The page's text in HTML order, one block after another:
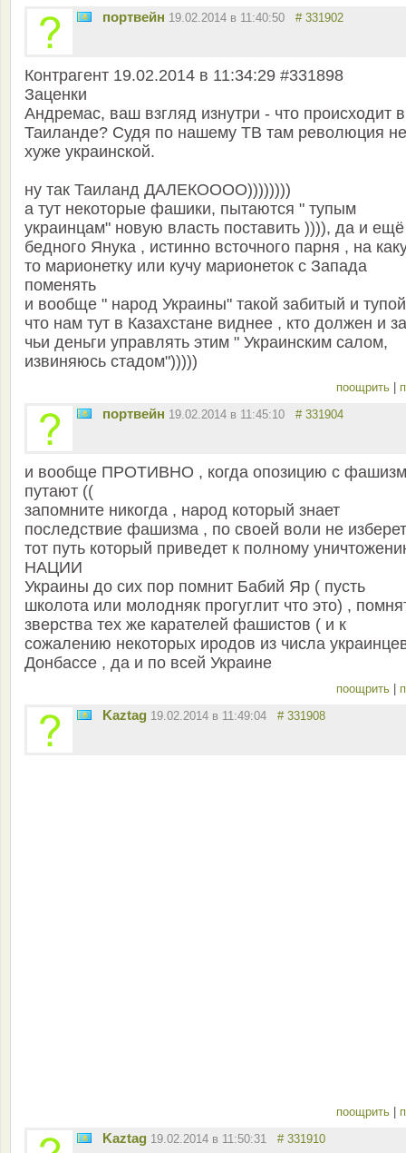
портвейн 19.02.2014 в 11:40:50 # 331902
Контрагент 19.02.2014 в 11:34:29 #331898
Заценки
Андремас, ваш взгляд изнутри - что происходит в
Таиланде? Судя по нашему ТВ там революция не
хуже украинской.
ну так Таиланд ДАЛЕКОООО))))))))
а тут некоторые фашики, пытаются " тупым
украинцам" новую власть поставить )))), да и ещё
бедного Янука , истинно всточного парня , на
то марионетку или кучу марионеток с Запада
поменять
и вообще " народ Украины" такой забитый и
что нам тут в Казахстане виднее , кто должен и за
чьи деньги управлять этим " Украинским салом,
извиняюсь стадом")))))
поощрить
портвейн 19.02.2014 в 11:45:10 # 331904
и вообще ПРОТИВНО , когда опозицию с
путают ((
запомните никогда , народ который знает
последствие фашизма , по своей воли не изберет
тот путь который приведет к полному
НАЦИИ
Украины до сих пор помнит Бабий Яр ( пусть
школота или молодняк прогуглит что это) ,
зверства тех же карателей фашистов ( и к
сожалению некоторых иродов из числа
Донбассе , да и по всей Украине
поощрить
Kaztag 19.02.2014 в 11:49:04 # 331908
поощрить
Kaztag 19.02.2014 в 11:50:31 # 331910